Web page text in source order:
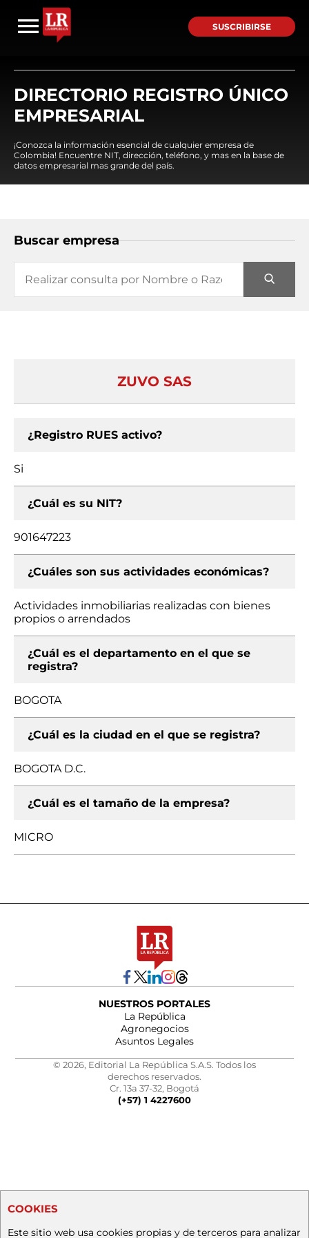
SUSCRIBIRSE
DIRECTORIO REGISTRO ÚNICO
EMPRESARIAL
¡Conozca la información esencial de cualquier empresa de
Colombia! Encuentre NIT, dirección, teléfono, y mas en la base de
datos empresarial mas grande del país.
Buscar empresa
ZUVO SAS
¿Registro RUES activo?
Si
¿Cuál es su NIT?
901647223
¿Cuáles son sus actividades económicas?
Actividades inmobiliarias realizadas con bienes
propios o arrendados
¿Cuál es el departamento en el que se
registra?
BOGOTA
¿Cuál es la ciudad en el que se registra?
BOGOTA D.C.
¿Cuál es el tamaño de la empresa?
MICRO
NUESTROS PORTALES
La República
Agronegocios
Asuntos Legales
© 2026, Editorial La República S.A.S. Todos los
derechos reservados.
Cr. 13a 37-32, Bogotá
(+57) 1 4227600
COOKIES
Este sitio web usa cookies propias y de terceros para analizar